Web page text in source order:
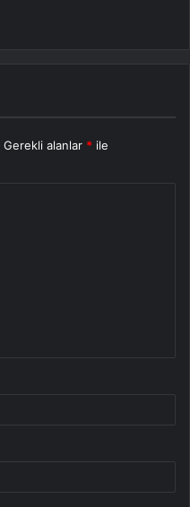
Gerekli alanlar * ile